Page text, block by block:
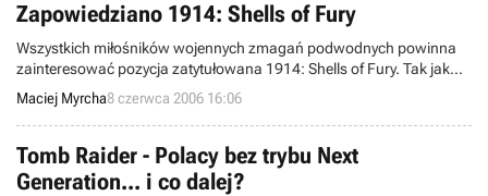
Zapowiedziano 1914: Shells of Fury
Wszystkich miłośników wojennych zmagań podwodnych powinna
zainteresować pozycja zatytułowana 1914: Shells of Fury. Tak jak
można spodziewać się po tytule, jej akcja przenosi nas do roku 1914
a my sami wcielamy się w postać dowódcy niemieckiej łodzi
podwodnej. Po raz pierwszy mamy więc możliwość wzięcia udziału
w I Wojnie Światowej jako podwodniacy.
Maciej Myrcha8 czerwca 2006 16:06
Tomb Raider - Polacy bez trybu Next
Generation... i co dalej?